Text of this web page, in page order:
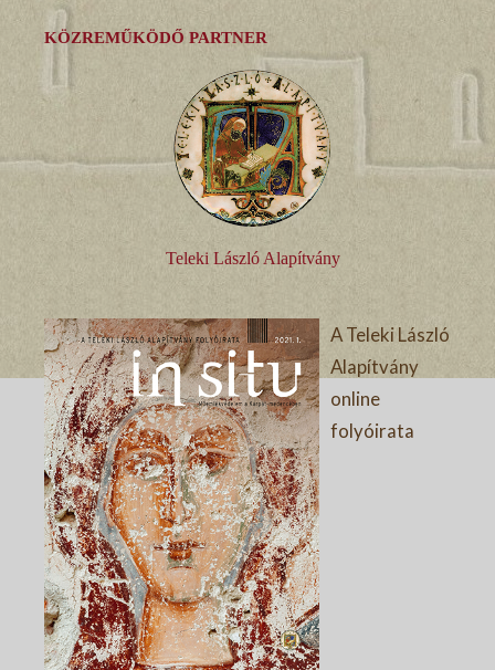
KÖZREMŰKÖDŐ PARTNER
Teleki László Alapítvány
A Teleki László
Alapítvány
online
folyóirata